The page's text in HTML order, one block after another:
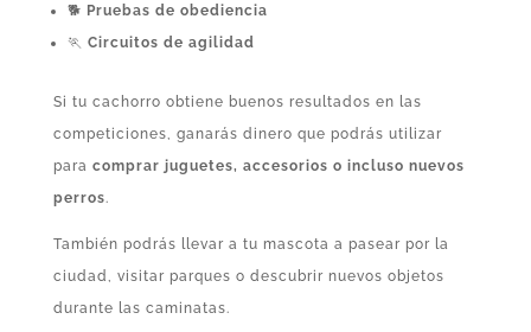
🐕 Pruebas de obediencia
🏃 Circuitos de agilidad
Si tu cachorro obtiene buenos resultados en las
competiciones, ganarás dinero que podrás utilizar
para comprar juguetes, accesorios o incluso nuevos
perros.
También podrás llevar a tu mascota a pasear por la
ciudad, visitar parques o descubrir nuevos objetos
durante las caminatas.